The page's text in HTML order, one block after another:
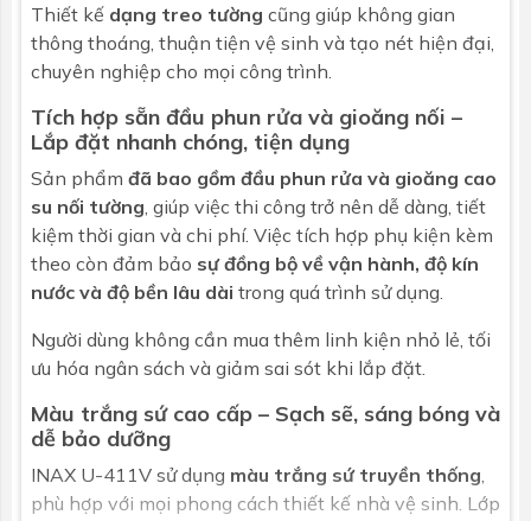
Thiết kế dạng treo tường cũng giúp không gian
thông thoáng, thuận tiện vệ sinh và tạo nét hiện đại,
chuyên nghiệp cho mọi công trình.
Tích hợp sẵn đầu phun rửa và gioăng nối –
Lắp đặt nhanh chóng, tiện dụng
Sản phẩm đã bao gồm đầu phun rửa và gioăng cao
su nối tường , giúp việc thi công trở nên dễ dàng, tiết
kiệm thời gian và chi phí. Việc tích hợp phụ kiện kèm
theo còn đảm bảo sự đồng bộ về vận hành, độ kín
nước và độ bền lâu dài trong quá trình sử dụng.
Người dùng không cần mua thêm linh kiện nhỏ lẻ, tối
ưu hóa ngân sách và giảm sai sót khi lắp đặt.
Màu trắng sứ cao cấp – Sạch sẽ, sáng bóng và
dễ bảo dưỡng
INAX U-411V sử dụng màu trắng sứ truyền thống
phù hợp với mọi phong cách thiết kế nhà vệ sinh. Lớp